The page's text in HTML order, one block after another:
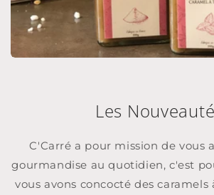
Les
C'Carré a pour mission de vous
gourmandise au quotidien, c'est
vous avons concocté des caramels